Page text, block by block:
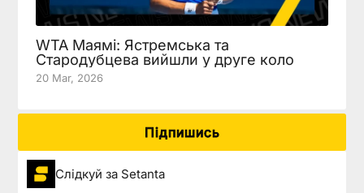
WTA Маямі: Ястремська та
Стародубцева вийшли у друге коло
20 Mar, 2026
Підпишись
Слідкуй за Setanta